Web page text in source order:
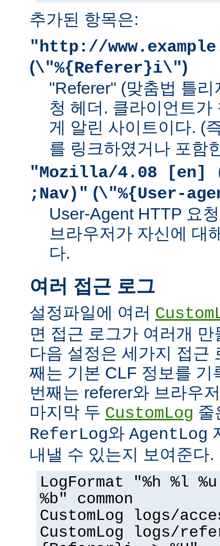
추가된 항목은:
"http://
(\"%{Referer}i\")
"Referer" (맞춤법 틀
청 헤더. 클라이언트가
게 알린 사이트이다. (
를 링크하였거나 포함
"Mozilla/4.08 [en]
;Nav)" (\"%{User-
User-Agent HTTP 요
브라우저가 자신에 대
다.
여러 접근 로그
설정파일에 여러
면 접근 로그가 여러개
다음 설정은 세가지 접근
째는 기본 CLF 정보를 기
번째는 referer와 브라우
마지막 두 CustomLog 줄
ReferLog와 AgentLog
내낼 수 있는지 보여준다.
LogFormat "%h %l
%b" common
CustomLog logs/
CustomLog logs/